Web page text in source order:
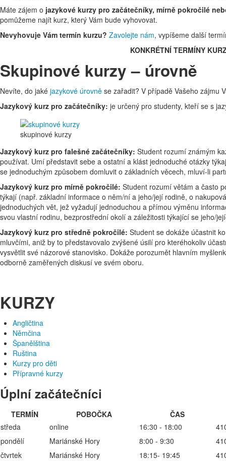
Máte zájem o jazykové kurzy pro začátečníky, mírně pokročilé
pomůžeme najít kurz, který Vám bude vyhovovat.
Nevyhovuje Vám termín kurzu? Zavolejte nám, vypíšeme další
KONKRÉTNÍ TERMÍNY
Skupinové kurzy – úrovně
Nevíte, do jaké jazykové úrovně se zařadit? V případě Vašeho zájmu
Jazykový kurz pro začátečníky: je určený pro studenty, kteří se s
skupinové kurzy
Jazykový kurz pro falešné začátečníky: Student rozumí známým
používat. Umí představit sebe a ostatní a klást jednoduché otázky
se jednoduchým způsobem domluvit o základních věcech, mluví-li
Jazykový kurz pro mírně pokročilé: Student rozumí větám a často
týkají (např. základní informace o něm/ní a jeho/její rodině, o
jednoduchých vět, jež vyžadují jednoduchou a přímou výměnu
svou vlastní rodinu, bezprostřední okolí a záležitosti týkající se jeho/
Jazykový kurz pro středně pokročilé: Student se dokáže účastnit
mluvčími, aniž by to představovalo zvýšené úsilí pro kteréhokoliv
vysvětlit své názorové stanovisko. Dokáže porozumět hlavním
odborně zaměřených diskusí ve svém oboru.
KURZY
Angličtina
Němčina
Španělština
Ruština
Kurzy pro děti
Přípravné kurzy
Úplní začátečníci
TERMÍN POBOČKA
ČAS
středa
online 16:30 - 18:00
pondělí
Mariánské Hory 8:00 - 9:30
čtvrtek
Mariánské Hory 18:15- 19:45